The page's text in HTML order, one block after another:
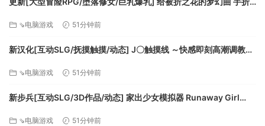
⇘电脑游戏 51分钟前
新汉化[互动SLG/抚摸触摸/动态] J〇触摸线 ～快感即刻高潮调教电
[百度]
⇘电脑游戏 51分钟前
新步兵[互动SLG/3D作品/动态] 家出少女模拟器 Runaway Girl
⇘电脑游戏 51分钟前